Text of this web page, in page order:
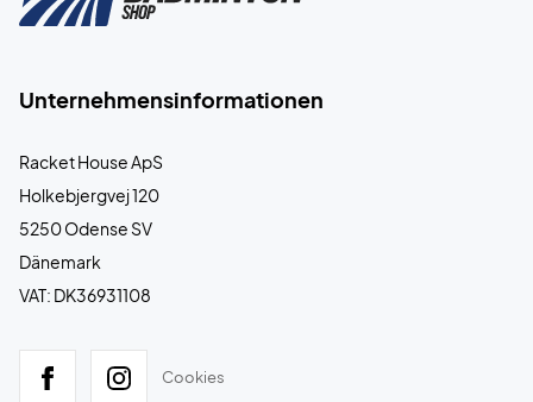
Unternehmensinformationen
Racket House ApS
Holkebjergvej 120
5250 Odense SV
Dänemark
VAT: DK36931108
Cookies